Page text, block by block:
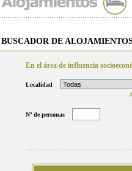
BUSCADOR DE
En el área de influencia
Localidad
Nº de personas